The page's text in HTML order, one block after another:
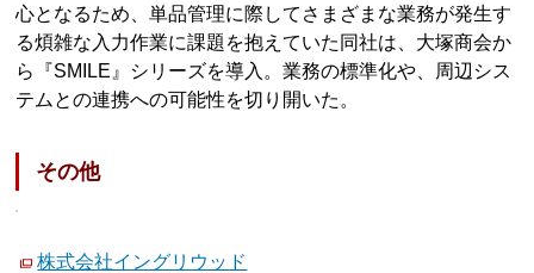
心となるため、単品管理に際してさまざまな業務が発生す
る煩雑な入力作業に課題を抱えていた同社は、大塚商会か
ら『SMILE』シリーズを導入。業務の標準化や、周辺シス
テムとの連携への可能性を切り開いた。
その他
株式会社イングリウッド